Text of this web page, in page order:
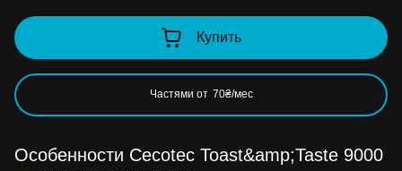
Купить
Частями от 70₴/мес
Особенности Cecotec Toast&amp;Taste 9000